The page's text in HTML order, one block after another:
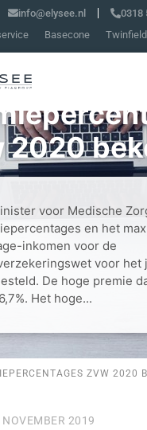
info@elysee.nl
0318
Basecone Twinfield
2020
voor Medische
en het
inkomen voor de
voor het
De hoge premie
Het hoge...
ZVW 2020
NOVEMBER 2019